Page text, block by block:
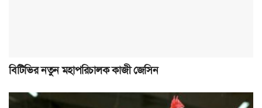
বিটিভির নতুন মহাপরিচালক কাজী জেসিন